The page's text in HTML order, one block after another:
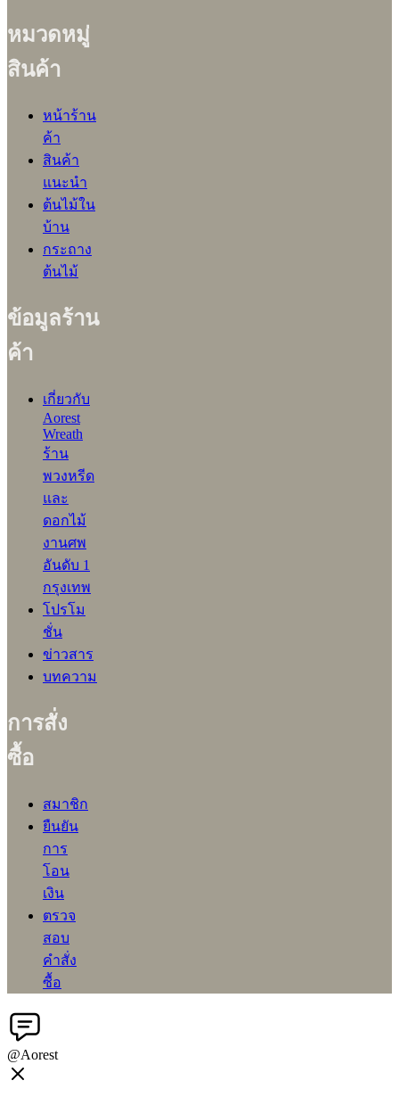
หมวดหมู่
สินค้า
หน้าร้าน
ค้า
สินค้า
แนะนำ
ต้นไม้ใน
บ้าน
กระถาง
ต้นไม้
ข้อมูลร้าน
ค้า
เกี่ยวกับ
Aorest
Wreath
ร้าน
พวงหรีด
และ
ดอกไม้
งานศพ
อันดับ 1
กรุงเทพ
โปรโม
ชั่น
ข่าวสาร
บทความ
การสั่ง
ซื้อ
สมาชิก
ยืนยัน
การ
โอน
เงิน
ตรวจ
สอบ
คำสั่ง
ซื้อ
@Aorest